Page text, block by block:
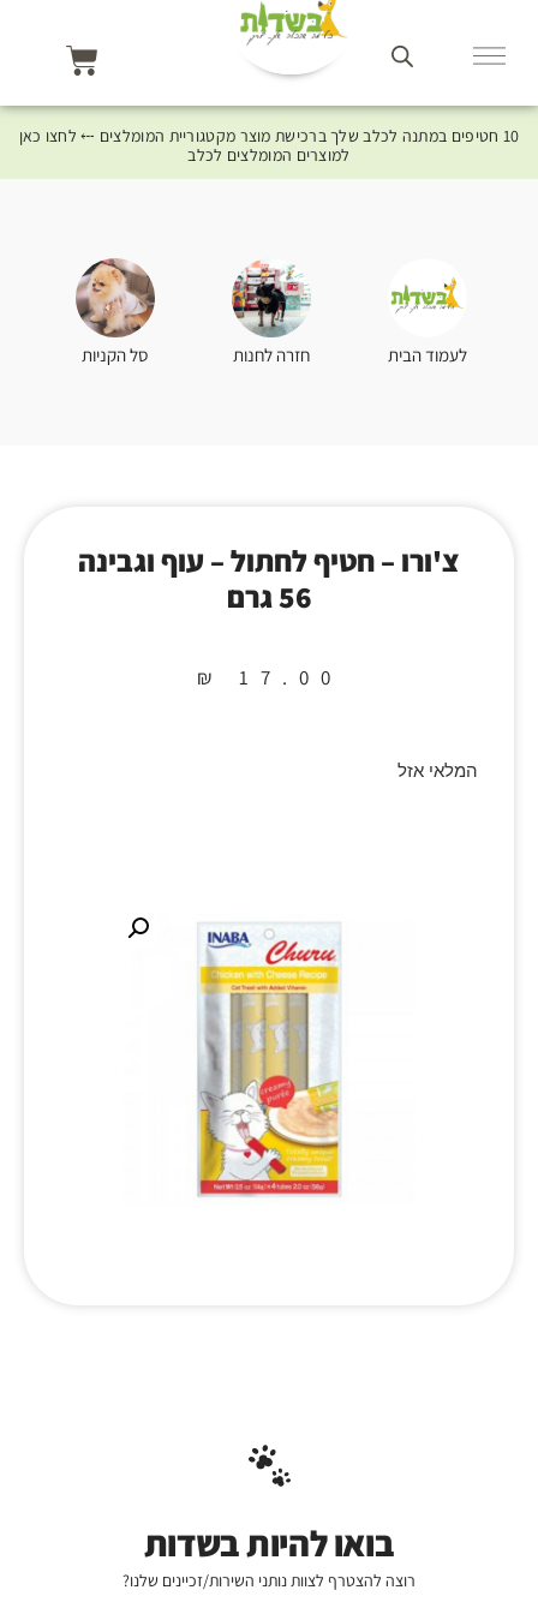
10 חטיפים במתנה לכלב שלך ברכישת מוצר מקטגוריית המומלצים ⤎ לחצו כאן
למוצרים המומלצים לכלב
לעמוד הבית חזרה לחנות סל הקניות
צ'ורו – חטיף לחתול – עוף וגבינה
56 גרם
₪ 17.00
המלאי אזל
בואו להיות בשדות
רוצה להצטרף לצוות נותני השירות/זכיינים שלנו?